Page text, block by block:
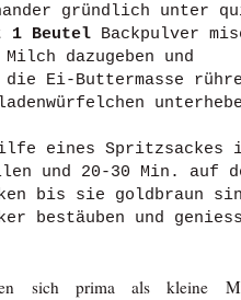
gründlich unter
1 BeutelBackpulver
dazugeben und
Ei-Buttermasse
eines Spritzsackes
und 20-30 Min. auf
bis sie goldbraun
bestäuben und
sich prima als kleine